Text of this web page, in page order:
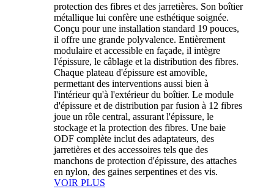
protection des fibres et des jarretières. Son boîtier
métallique lui confère une esthétique soignée.
Conçu pour une installation standard 19 pouces,
il offre une grande polyvalence. Entièrement
modulaire et accessible en façade, il intègre
l'épissure, le câblage et la distribution des fibres.
Chaque plateau d'épissure est amovible,
permettant des interventions aussi bien à
l'intérieur qu'à l'extérieur du boîtier. Le module
d'épissure et de distribution par fusion à 12 fibres
joue un rôle central, assurant l'épissure, le
stockage et la protection des fibres. Une baie
ODF complète inclut des adaptateurs, des
jarretières et des accessoires tels que des
manchons de protection d'épissure, des attaches
en nylon, des gaines serpentines et des vis.
VOIR PLUS